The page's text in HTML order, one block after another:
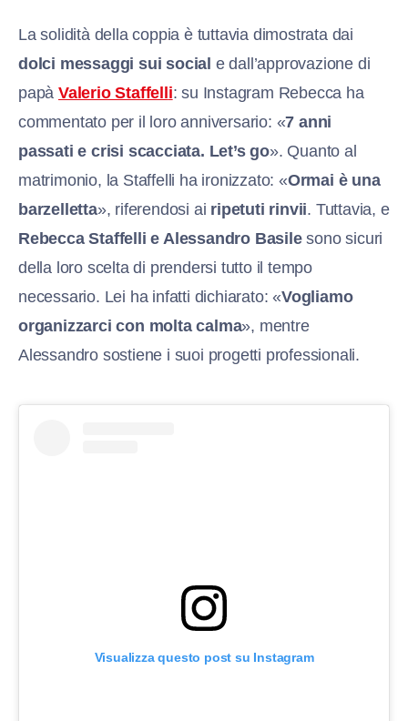
La solidità della coppia è tuttavia dimostrata dai
dolci messaggi sui social e dall’approvazione di
papà Valerio Staffelli: su Instagram Rebecca ha
commentato per il loro anniversario: «7 anni
passati e crisi scacciata. Let’s go». Quanto al
matrimonio, la Staffelli ha ironizzato: «Ormai è una
barzelletta», riferendosi ai ripetuti rinvii. Tuttavia, e
Rebecca Staffelli e Alessandro Basilesono sicuri
della loro scelta di prendersi tutto il tempo
necessario. Lei ha infatti dichiarato: «Vogliamo
organizzarci con molta calma», mentre
Alessandro sostiene i suoi progetti professionali.
Visualizza questo post su Instagram